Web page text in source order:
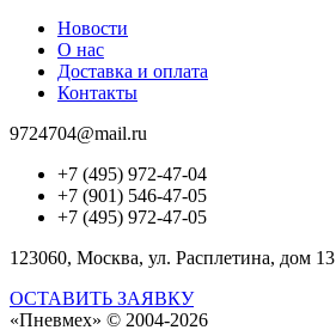
Новости
О нас
Доставка и оплата
Контакты
9724704@mail.ru
+7 (495) 972-47-04
+7 (901) 546-47-05
+7 (495) 972-47-05
123060, Москва, ул. Расплетина, дом 13
ОСТАВИТЬ ЗАЯВКУ
«Пневмех» © 2004-2026